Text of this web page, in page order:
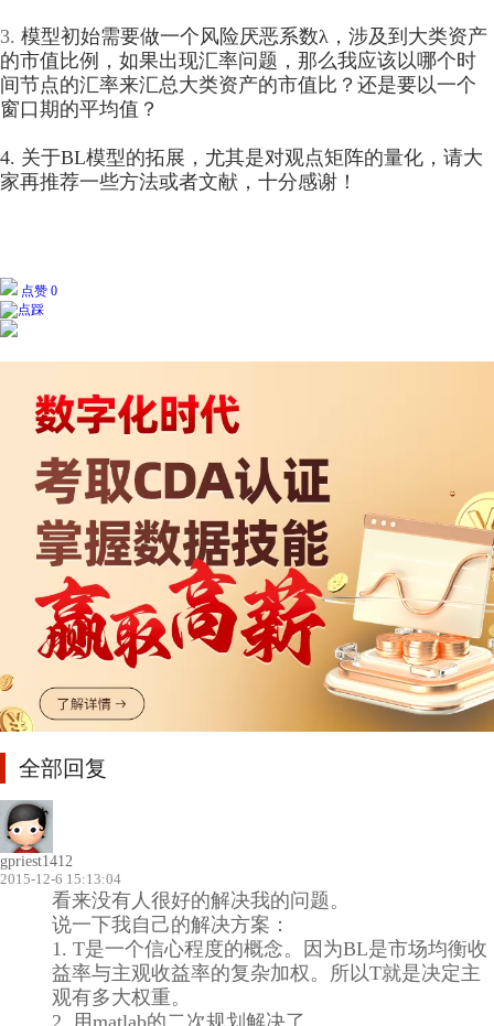
3. 模型初始需要做一个风险厌恶系数λ，涉及到大类资产
的市值比例，如果出现汇率问题，那么我应该以哪个时
间节点的汇率来汇总大类资产的市值比？还是要以一个
窗口期的平均值？
4. 关于BL模型的拓展，尤其是对观点矩阵的量化，请大
家再推荐一些方法或者文献，十分感谢！
点赞 0
全部回复
gpriest1412
2015-12-6 15:13:04
看来没有人很好的解决我的问题。
说一下我自己的解决方案：
1. T是一个信心程度的概念。因为BL是市场均衡收
益率与主观收益率的复杂加权。所以T就是决定主
观有多大权重。
2. 用matlab的二次规划解决了。